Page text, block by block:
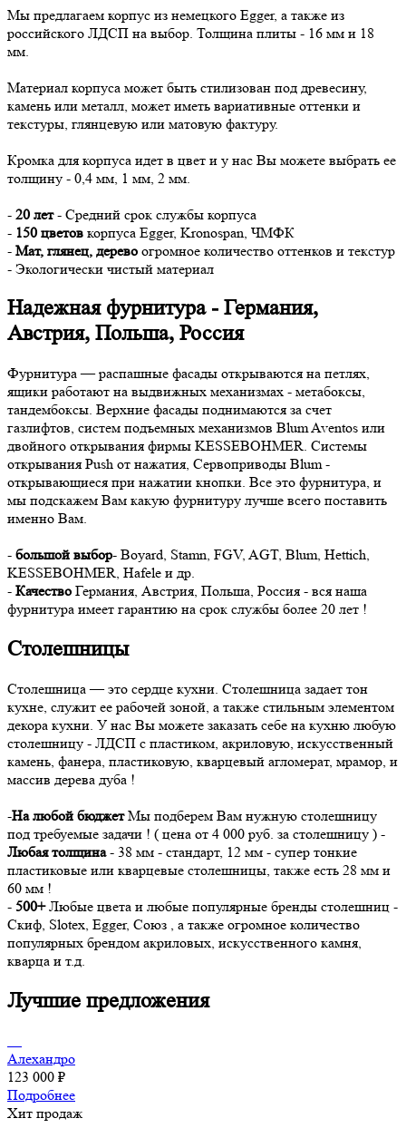
Мы предлагаем корпус из немецкого Egger, а также из
российского ЛДСП на выбор. Толщина плиты - 16 мм и 18
мм.
Материал корпуса может быть стилизован под древесину,
камень или металл, может иметь вариативные оттенки и
текстуры, глянцевую или матовую фактуру.
Кромка для корпуса идет в цвет и у нас Вы можете выбрать ее
толщину - 0,4 мм, 1 мм, 2 мм.
- 20 лет- Средний срок службы корпуса
- 150 цветов корпуса Egger, Kronospan, ЧМФК
- Мат, глянец, дерево огромное количество оттенков и текстур
- Экологически чистый материал
Надежная фурнитура - Германия,
Австрия, Польша, Россия
Фурнитура — распашные фасады открываются на петлях,
ящики работают на выдвижных механизмах - метабоксы,
тандембоксы. Верхние фасады поднимаются за счет
газлифтов, систем подъемных механизмов Blum Aventos или
двойного открывания фирмы KESSEBOHMER. Системы
открывания Push от нажатия, Сервоприводы Blum -
открывающиеся при нажатии кнопки. Все это фурнитура, и
мы подскажем Вам какую фурнитуру лучше всего поставить
именно Вам.
- большой выбор- Boyard, Stamn, FGV, AGT, Blum, Hettich,
KESSEBOHMER, Hafele и др.
- Качество Германия, Австрия, Польша, Россия - вся наша
фурнитура имеет гарантию на срок службы более 20 лет !
Столешницы
Столешница — это сердце кухни. Столешница задает тон
кухне, служит ее рабочей зоной, а также стильным элементом
декора кухни. У нас Вы можете заказать себе на кухню любую
столешницу - ЛДСП с пластиком, акриловую, искусственный
камень, фанера, пластиковую, кварцевый агломерат, мрамор, и
массив дерева дуба !
-На любой бюджетМы подберем Вам нужную столешницу
под требуемые задачи ! ( цена от 4 000 руб. за столешницу ) -
Любая толщина- 38 мм - стандарт, 12 мм - супер тонкие
пластиковые или кварцевые столешницы, также есть 28 мм и
60 мм !
- 500+Любые цвета и любые популярные бренды столешниц -
Скиф, Slotex, Egger, Союз , а также огромное количество
популярных брендом акриловых, искусственного камня,
кварца и т.д.
Лучшие предложения
Алехандро
123 000 ₽
Подробнее
Хит продаж